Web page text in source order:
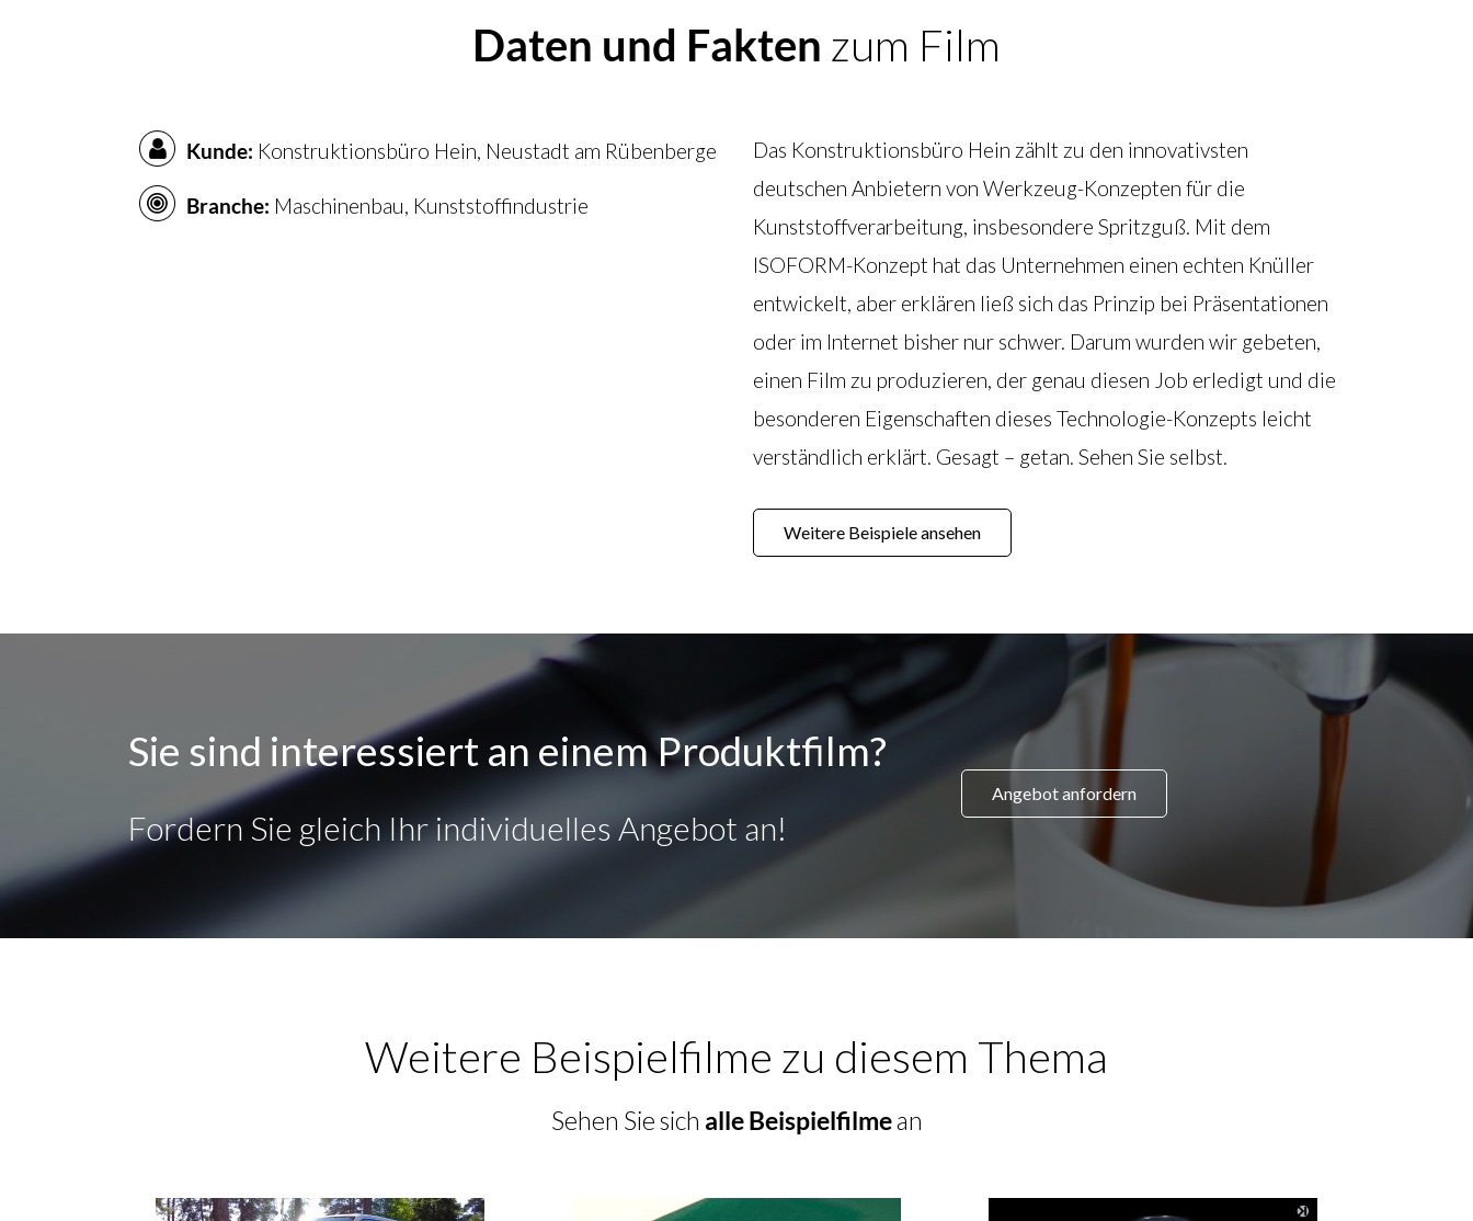
Daten und Fakten zum Film
Kunde: Konstruktionsbüro Hein, Neustadt am Rübenberge
Branche: Maschinenbau, Kunststoffindustrie
Das Konstruktionsbüro Hein zählt zu den innovativsten
deutschen Anbietern von Werkzeug-Konzepten für die
Kunststoffverarbeitung, insbesondere Spritzguß. Mit dem
ISOFORM-Konzept hat das Unternehmen einen echten Knüller
entwickelt, aber erklären ließ sich das Prinzip bei Präsentationen
oder im Internet bisher nur schwer. Darum wurden wir gebeten,
einen Film zu produzieren, der genau diesen Job erledigt und die
besonderen Eigenschaften dieses Technologie-Konzepts leicht
verständlich erklärt. Gesagt – getan. Sehen Sie selbst.
Weitere Beispiele ansehen
Sie sind interessiert an einem Produktfilm?
Fordern Sie gleich Ihr individuelles Angebot an!
Angebot anfordern
Weitere Beispielfilme zu diesem Thema
Sehen Sie sich alle Beispielfilmean